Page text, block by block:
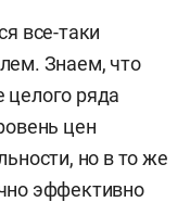
все-таки
Знаем, что
ряда
цен
но в то же
эффективно